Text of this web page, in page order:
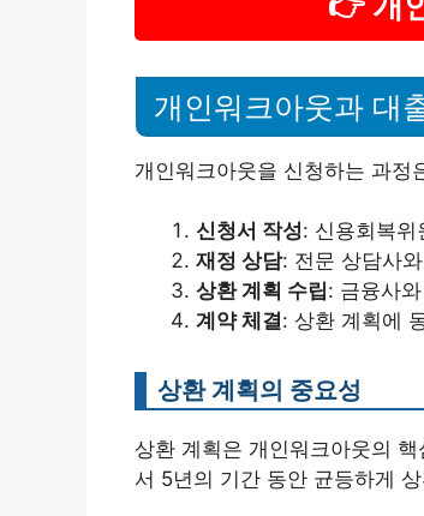
개인워크아웃과 대
개인워크아웃을 신청하는 과정
신청서 작성: 신용회복위
재정 상담: 전문 상담사
상환 계획 수립: 금융사
계약 체결: 상환 계획에
상환 계획의 중요성
상환 계획은 개인워크아웃의
서 5년의 기간 동안 균등하게